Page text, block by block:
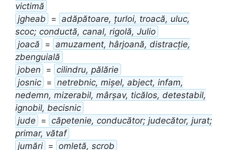
victimă
jgheab = adăpătoare, țurloi, troacă, uluc,
scoc; conductă, canal, rigolă, Julio
joacă = amuzament, hârjoană, distracție,
zbenguială
joben = cilindru, pălărie
josnic = netrebnic, mișel, abject, infam,
nedemn, mizerabil, mârșav, ticălos, detestabil,
ignobil, becisnic
jude = căpetenie, conducător; judecător, jurat;
primar, vătaf
jumări = omletă, scrob